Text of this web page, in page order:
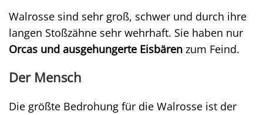
Walrosse sind sehr groß, schwer und durch ihre
langen Stoßzähne sehr wehrhaft. Sie haben nur
Orcas und ausgehungerte Eisbären zum Feind.
Der Mensch
Die größte Bedrohung für die Walrosse ist der